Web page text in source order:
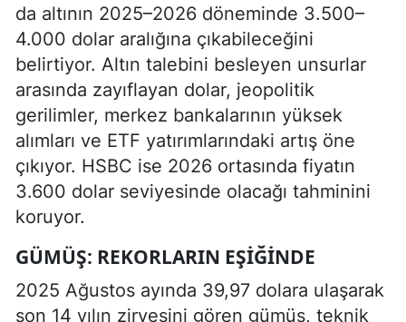
da altının 2025–2026 döneminde 3.500–
4.000 dolar aralığına çıkabileceğini
belirtiyor. Altın talebini besleyen unsurlar
arasında zayıflayan dolar, jeopolitik
gerilimler, merkez bankalarının yüksek
alımları ve ETF yatırımlarındaki artış öne
çıkıyor. HSBC ise 2026 ortasında fiyatın
3.600 dolar seviyesinde olacağı tahminini
koruyor.
GÜMÜŞ: REKORLARIN EŞIĞINDE
2025 Ağustos ayında 39,97 dolara ulaşarak
son 14 yılın zirvesini gören gümüş, teknik